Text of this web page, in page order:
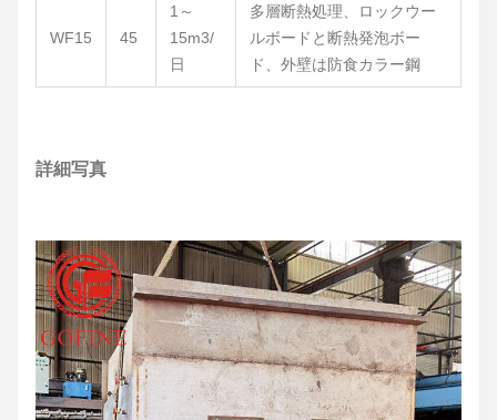
WF15 45
1～
15m3/
日
多層断熱処理、ロックウー
ルボードと断熱発泡ボー
ド、外壁は防食カラー鋼
詳細写真